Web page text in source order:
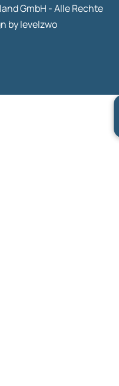
GmbH - Alle Rechte
by levelzwo